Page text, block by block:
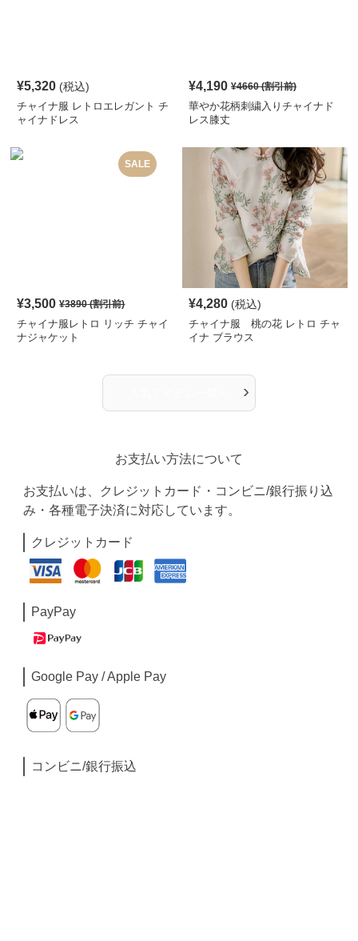
¥5,320 (税込)
チャイナ服 レトロエレガント チ
ャイナドレス
¥4,190 ¥4660(割引前)
華やか花柄刺繍入りチャイナド
レス膝丈
SALE
¥3,500 ¥3890(割引前)
チャイナ服レトロ リッチ チャイ
ナジャケット
¥4,280 (税込)
チャイナ服 桃の花 レトロ チャ
イナ ブラウス
›
お支払い方法について
お支払いは、クレジットカード・コンビニ/銀行振り込
み・各種電子決済に対応しています。
クレジットカード
PayPay
Google Pay / Apple Pay
コンビニ/銀行振込